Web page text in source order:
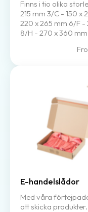
Finns i tio olika
215 mm 3/C - 150 x
220 x 265 mm 6/F
8/H - 270 x 360
E-handelslådor
Med våra
att skicka produkter.